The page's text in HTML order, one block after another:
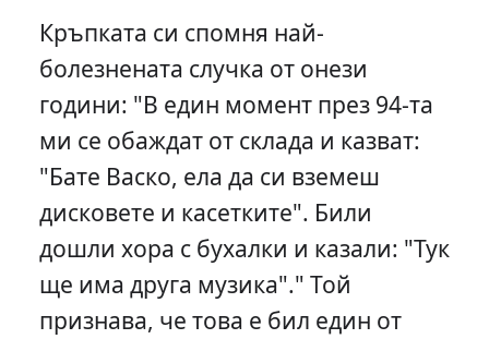
Кръпката си спомня най-
болезнената случка от онези
години: "В един момент през 94-та
ми се обаждат от склада и казват:
"Бате Васко, ела да си вземеш
дисковете и касетките". Били
дошли хора с бухалки и казали: "Тук
ще има друга музика"." Той
признава, че това е бил един от